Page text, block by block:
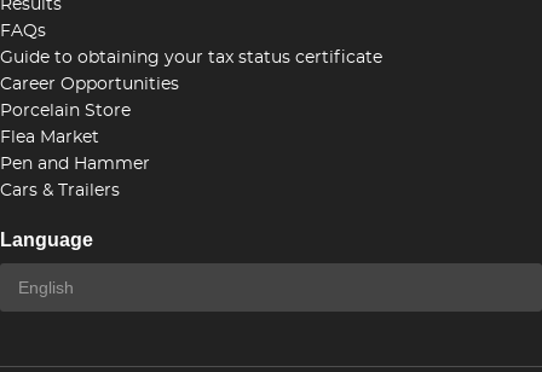
Results
FAQs
Guide to obtaining your tax status certificate
Career Opportunities
Porcelain Store
Flea Market
Pen and Hammer
Cars & Trailers
Language